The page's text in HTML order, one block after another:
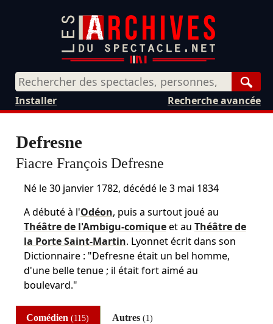
Recherche avancée
Installer
Defresne
Fiacre François Defresne
Né le30 janvier 1782, décédé le3 mai 1834
A débuté à l'Odéon, puis a surtout joué au
Théâtre de l'Ambigu-comiqueet au Théâtre de
la Porte Saint-Martin. Lyonnet écrit dans son
Dictionnaire : "Defresne était un bel homme,
d'une belle tenue ; il était fort aimé au
boulevard."
Comédien(115) Autres (1)